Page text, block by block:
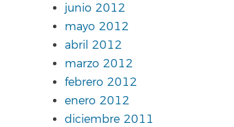
junio 2012
mayo 2012
abril 2012
marzo 2012
febrero 2012
enero 2012
diciembre 2011